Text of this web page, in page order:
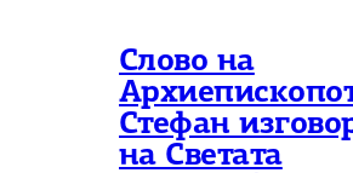
Слово на
Стефан
на Светата